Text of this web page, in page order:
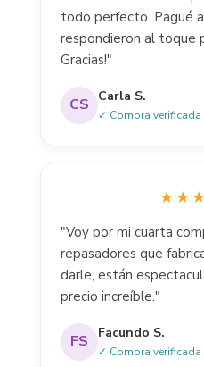
todo perfecto. Pagué
respondieron al toque
Gracias!"
CS Carla S.
✓ Compra verificada
"Voy por mi cuarta
repasadores que
darle, están
precio increíble."
FS Facundo S.
✓ Compra verificada